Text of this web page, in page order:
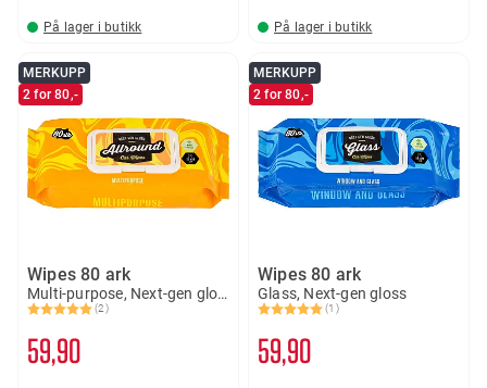
På lager i butikk På lager i butikk
MERKUPP
2 for 80,-
Wipes 80 ark
Multi-purpose, Next-gen gloss
Karakter:
(2)
5.0 av 5 mulige
59 90
MERKUPP
2 for 80,-
Wipes 80 ark
Glass, Next-gen gloss
Karakter:
(1)
5.0 av 5 mulige
59 90